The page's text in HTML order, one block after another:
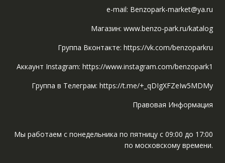
e-mail: Benzopark-market@ya.ru
Магазин: www.benzo-park.ru/katalog
Группа Вконтакте: https://vk.com/benzoparkru
Аккаунт Instagram: https://www.instagram.com/benzopark1
Группа в Телеграм: https://t.me/+_qDIgXFZeIw5MDMy
Правовая Информация
Мы работаем с понедельника по пятницу с 09:00 до 17:00
по московскому времени.